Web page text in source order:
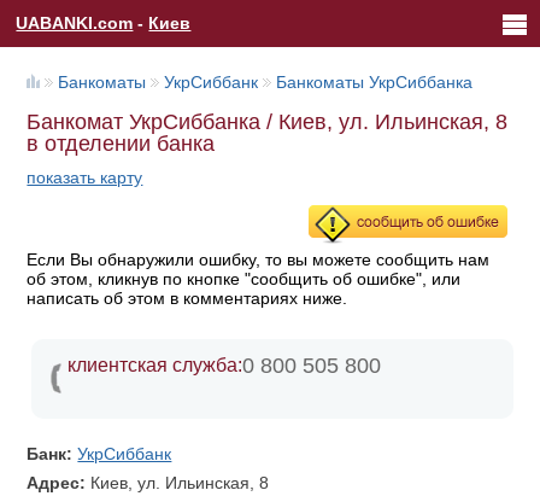
UABANKI.com - Киев
Банкоматы УкрСиббанк Банкоматы УкрСиббанка
Банкомат УкрСиббанка / Киев, ул. Ильинская, 8
в отделении банка
показать карту
Если Вы обнаружили ошибку, то вы можете сообщить нам
об этом, кликнув по кнопке "сообщить об ошибке", или
написать об этом в комментариях ниже.
клиентская служба:0 800 505 800
Банк:УкрСиббанк
Адрес: Киев, ул. Ильинская, 8